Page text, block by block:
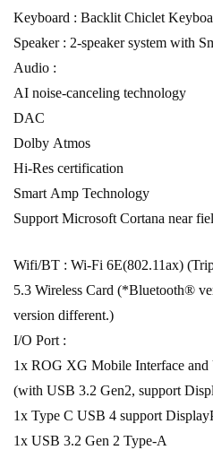
Keyboard : Backlit Chiclet
Speaker : 2-speaker system with
Audio :
AI noise-canceling technology
DAC
Dolby Atmos
Hi-Res certification
Smart Amp Technology
Support Microsoft Cortana near
Wifi/BT : Wi-Fi 6E(802.11ax)
5.3 Wireless Card (*Bluetooth®
version different.)
I/O Port :
1x ROG XG Mobile Interface
(with USB 3.2 Gen2, support
1x Type C USB 4 support
1x USB 3.2 Gen 2 Type-A